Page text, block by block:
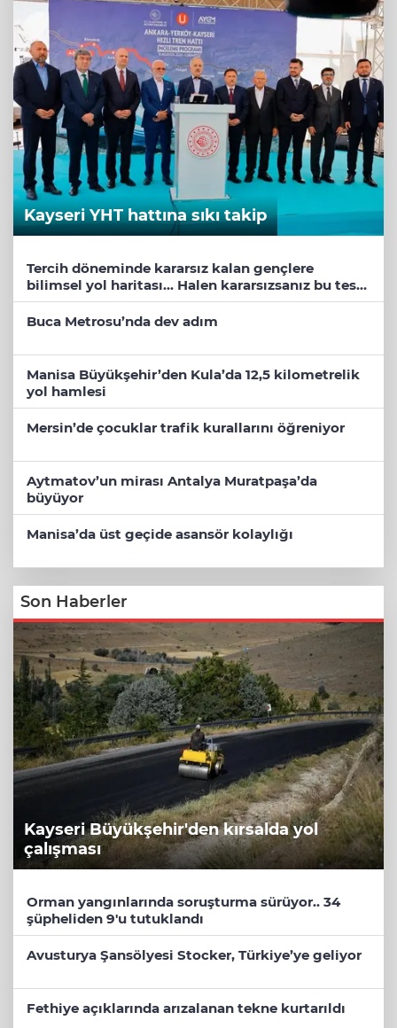
Kayseri YHT hattına sıkı takip
Tercih döneminde kararsız kalan gençlere
bilimsel yol haritası... Halen kararsızsanız bu testi
çözün!
Buca Metrosu’nda dev adım
Manisa Büyükşehir’den Kula’da 12,5 kilometrelik
yol hamlesi
Mersin’de çocuklar trafik kurallarını öğreniyor
Aytmatov’un mirası Antalya Muratpaşa’da
büyüyor
Manisa’da üst geçide asansör kolaylığı
Son Haberler
Kayseri Büyükşehir'den kırsalda yol
çalışması
Orman yangınlarında soruşturma sürüyor.. 34
şüpheliden 9'u tutuklandı
Avusturya Şansölyesi Stocker, Türkiye’ye geliyor
Fethiye açıklarında arızalanan tekne kurtarıldı